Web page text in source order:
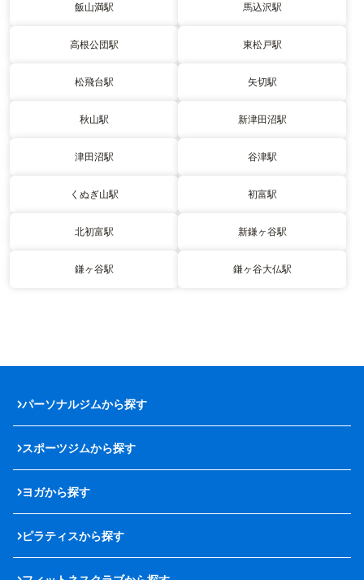
飯山満駅 馬込沢駅
高根公団駅 東松戸駅
松飛台駅 矢切駅
秋山駅 新津田沼駅
津田沼駅 谷津駅
くぬぎ山駅 初富駅
北初富駅 新鎌ヶ谷駅
鎌ヶ谷駅 鎌ヶ谷大仏駅
パーソナルジムから探す
スポーツジムから探す
ヨガから探す
ピラティスから探す